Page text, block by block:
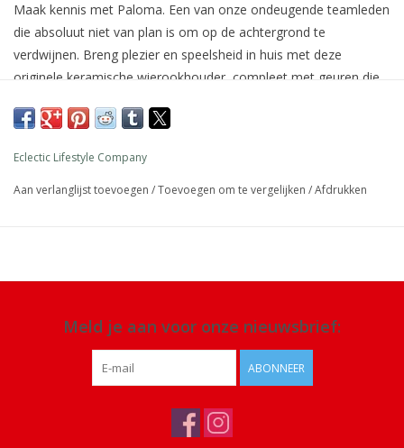
Maak kennis met Paloma. Een van onze ondeugende teamleden
die absoluut niet van plan is om op de achtergrond te
verdwijnen. Breng plezier en speelsheid in huis met deze
originele keramische wierookhouder, compleet met geuren die
geschenkdoos met 25 wierookstokjes.
Afmeting: verpakking 28 ,5 x 13 x 4 cm
Materiaal: keramiek
Eclectic Lifestyle Company
Aan verlanglijst toevoegen /Toevoegen om te vergelijken /Afdrukken
Meld je aan voor onze nieuwsbrief:
ABONNEER